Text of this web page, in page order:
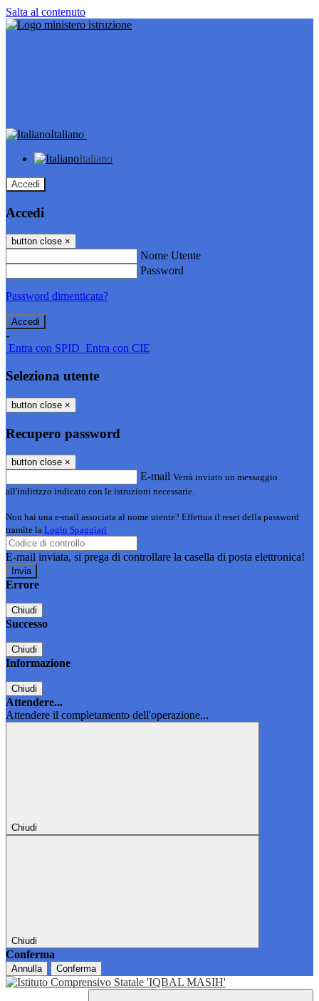
Salta al contenuto
Italiano
Italiano
Accedi
Accedi
button close ×
Nome Utente
Password
Password dimenticata?
-
Entra con SPID Entra con CIE
Seleziona utente
button close ×
Recupero password
button close ×
E-mail Verrà inviato un messaggio
all'indirizzo indicato con le istruzioni necessarie.
Non hai una e-mail associata al nome utente? Effettua il reset della password
tramite la Login Spaggiari
E-mail inviata, si prega di controllare la casella di posta elettronica!
Errore
Chiudi
Successo
Chiudi
Informazione
Chiudi
Attendere...
Attendere il completamento dell'operazione...
Chiudi
Chiudi
Conferma
Annulla Conferma